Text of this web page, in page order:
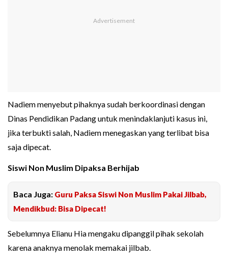
Nadiem menyebut pihaknya sudah berkoordinasi dengan
Dinas Pendidikan Padang untuk menindaklanjuti kasus ini,
jika terbukti salah, Nadiem menegaskan yang terlibat bisa
saja dipecat.
Siswi Non Muslim Dipaksa Berhijab
Baca Juga: Guru Paksa Siswi Non Muslim Pakai Jilbab,
Mendikbud: Bisa Dipecat!
Sebelumnya Elianu Hia mengaku dipanggil pihak sekolah
karena anaknya menolak memakai jilbab.